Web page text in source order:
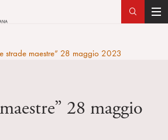
T
strade maestre” 28 maggio 2023
28 maggio